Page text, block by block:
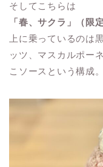
そしてこちらは
「春、サクラ」（限定
上に乗っているのは
ッツ、マスカルポー
こソースという構成。